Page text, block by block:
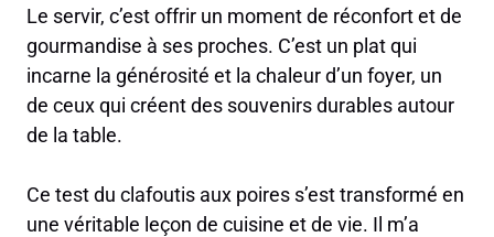
Le servir, c’est offrir un moment de réconfort et de
gourmandise à ses proches. C’est un plat qui
incarne la générosité et la chaleur d’un foyer, un
de ceux qui créent des souvenirs durables autour
de la table.
Ce test du clafoutis aux poires s’est transformé en
une véritable leçon de cuisine et de vie. Il m’a